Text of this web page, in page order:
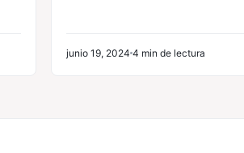
junio 19, 2024 4 min de lectura